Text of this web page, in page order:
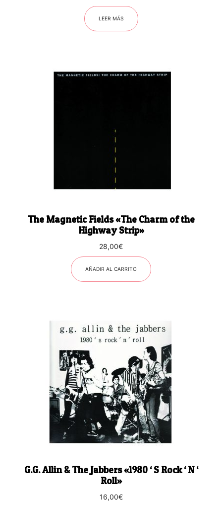
LEER MÁS
The Magnetic Fields «The Charm of the
Highway Strip»
28,00€
AÑADIR AL CARRITO
G.G. Allin & The Jabbers «1980 ‘ S Rock ‘ N ‘
Roll»
16,00€